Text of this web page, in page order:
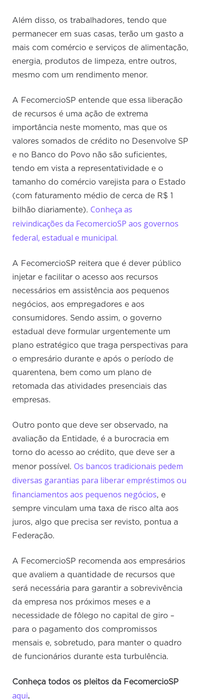
Além disso, os trabalhadores, tendo que
permanecer em suas casas, terão um gasto a
mais com comércio e serviços de alimentação,
energia, produtos de limpeza, entre outros,
mesmo com um rendimento menor.
A FecomercioSP entende que essa liberação
de recursos é uma ação de extrema
importância neste momento, mas que os
valores somados de crédito no Desenvolve SP
e no Banco do Povo não são suficientes,
tendo em vista a representatividade e o
tamanho do comércio varejista para o Estado
(com faturamento médio de cerca de R$ 1
bilhão diariamente).Conheça as
reivindicações da FecomercioSP aos governos
federal, estadual e municipal.
A FecomercioSP reitera que é dever público
injetar e facilitar o acesso aos recursos
necessários em assistência aos pequenos
negócios, aos empregadores e aos
consumidores. Sendo assim, o governo
estadual deve formular urgentemente um
plano estratégico que traga perspectivas para
o empresário durante e após o período de
quarentena, bem como um plano de
retomada das atividades presenciais das
empresas.
Outro ponto que deve ser observado, na
avaliação da Entidade, é a burocracia em
torno do acesso ao crédito, que deve ser a
menor possível.Os bancos tradicionais pedem
diversas garantias para liberar empréstimos ou
financiamentos aos pequenos negócios, e
sempre vinculam uma taxa de risco alta aos
juros, algo que precisa ser revisto, pontua a
Federação.
A FecomercioSP recomenda aos empresários
que avaliem a quantidade de recursos que
será necessária para garantir a sobrevivência
da empresa nos próximos meses e a
necessidade de fôlego no capital de giro –
para o pagamento dos compromissos
mensais e, sobretudo, para manter o quadro
de funcionários durante esta turbulência.
Conheça todos os pleitos da FecomercioSP
aqui.